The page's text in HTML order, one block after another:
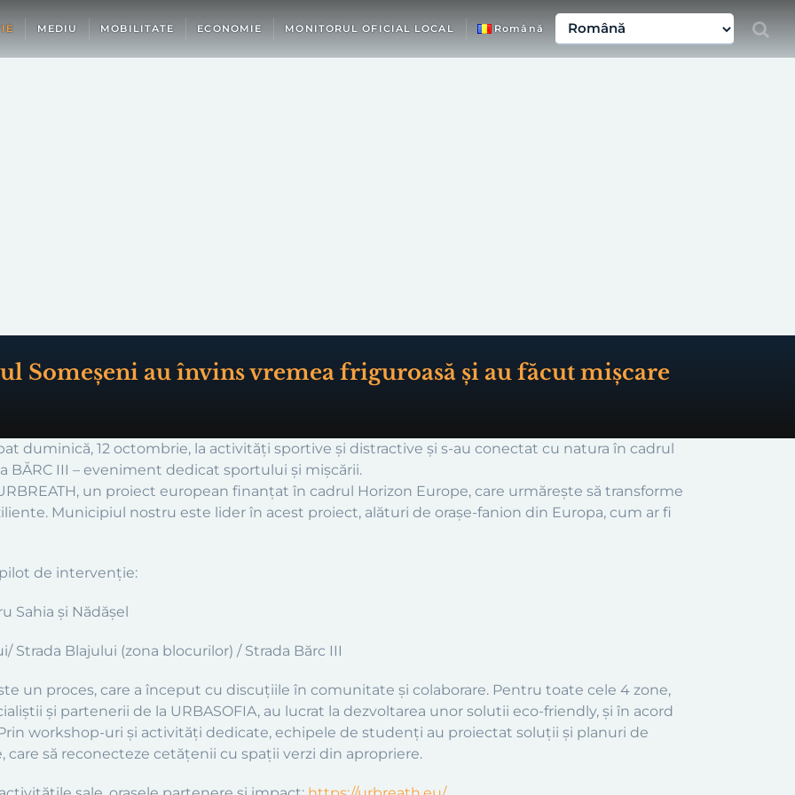
MEDIU MOBILITATE ECONOMIE MONITORUL OFICIAL LOCAL Română
Someșeni au învins vremea friguroasă și au făcut mișcare
duminică, 12 octombrie, la activități sportive și distractive și s-au conectat cu natura în cadrul
BĂRC III – eveniment dedicat sportului și mișcării.
un proiect european finanțat în cadrul Horizon Europe, care urmărește să transforme
Municipiul nostru este lider în acest proiect, alături de orașe-fanion din Europa, cum ar fi
de intervenție:
Sahia și Nădășel
Strada Blajului (zona blocurilor) / Strada Bărc III
un proces, care a început cu discuțiile în comunitate și colaborare. Pentru toate cele 4 zone,
și partenerii de la URBASOFIA, au lucrat la dezvoltarea unor solutii eco-friendly, și în acord
workshop-uri și activități dedicate, echipele de studenți au proiectat soluții și planuri de
să reconecteze cetățenii cu spații verzi din apropriere.